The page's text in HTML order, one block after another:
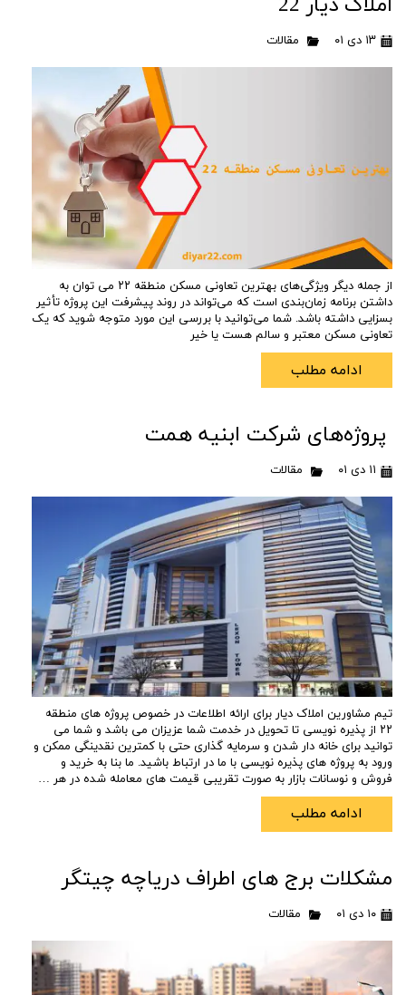
۱۳ دی ۰۱ مقالات
از جمله دیگر ویژگی‌های بهترین تعاونی مسکن منطقه ۲۲ می توان به
داشتن برنامه زمان‌بندی است که می‌تواند در روند پیشرفت این پروژه تأثیر
بسزایی داشته باشد. شما می‌توانید با بررسی این مورد متوجه شوید که یک
تعاونی مسکن معتبر و سالم هست یا خیر
ادامه مطلب
پروژه‌های شرکت ابنیه همت
۱۱ دی ۰۱ مقالات
تیم مشاورین املاک دیار برای ارائه اطلاعات در خصوص پروژه های منطقه
۲۲ از پذیره نویسی تا تحویل در خدمت شما عزیزان می باشد و شما می
توانید برای خانه دار شدن و سرمایه گذاری حتی با کمترین نقدینگی ممکن و
ورود به پروژه های پذیره نویسی با ما در ارتباط باشید. ما بنا به خرید و
فروش و نوسانات بازار به صورت تقریبی قیمت های معامله شده در هر …
ادامه مطلب
مشکلات برج های اطراف دریاچه چیتگر
۱۰ دی ۰۱ مقالات